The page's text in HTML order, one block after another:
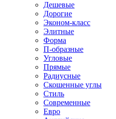
Дешевые
Дорогие
Эконом-класс
Элитные
Форма
П-образные
Угловые
Прямые
Радиусные
Скошенные углы
Стиль
Современные
Евро